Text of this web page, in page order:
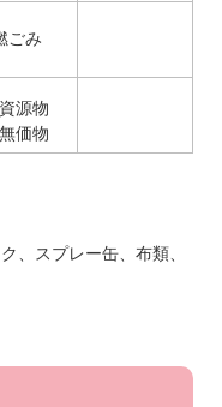
ごみ
資源物
無価物
、スプレー缶、布類、